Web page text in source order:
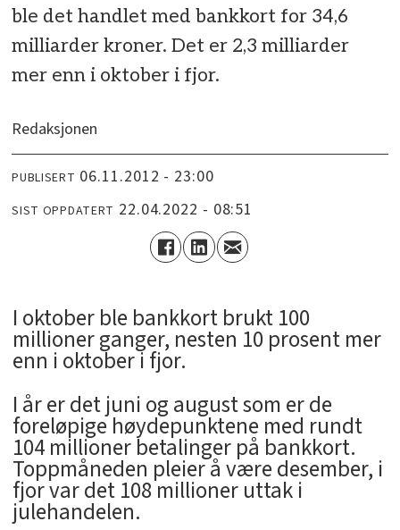
ble det handlet med bankkort for 34,6
milliarder kroner. Det er 2,3 milliarder
mer enn i oktober i fjor.
Redaksjonen
PUBLISERT 06.11.2012 - 23:00
SIST OPPDATERT 22.04.2022 - 08:51
I oktober ble bankkort brukt 100
millioner ganger, nesten 10 prosent mer
enn i oktober i fjor.
I år er det juni og august som er de
foreløpige høydepunktene med rundt
104 millioner betalinger på bankkort.
Toppmåneden pleier å være desember, i
fjor var det 108 millioner uttak i
julehandelen.